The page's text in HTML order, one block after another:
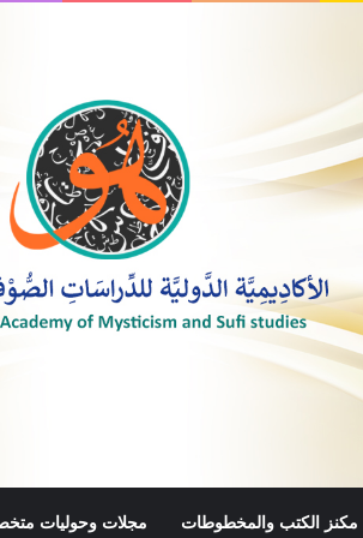
مكنز الكتب والمخطوطات مجلات وحوليات